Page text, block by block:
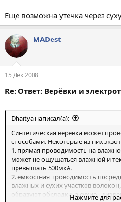
Еще возможна утечка через
MADest
15 Дек 2008
Re: Ответ: Верёвки и
Dhaitya написал(а):
Синтетическая верёвка может
способами. Некоторые из них
1. прямая проводимость на
может не ощущаться влажной и
превышать 500мкА.
2. емкостная проводимость
влажных и сухих участков
образуют обкладки, а сухие -
Нажмите для